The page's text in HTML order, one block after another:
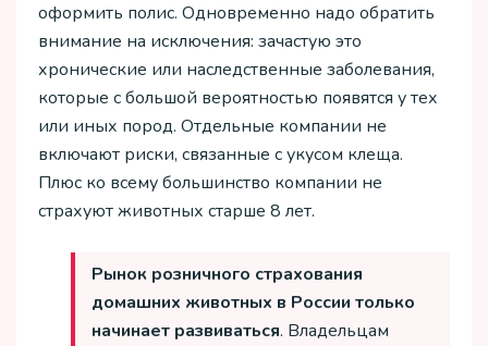
оформить полис. Одновременно надо обратить
внимание на исключения: зачастую это
хронические или наследственные заболевания,
которые с большой вероятностью появятся у тех
или иных пород. Отдельные компании не
включают риски, связанные с укусом клеща.
Плюс ко всему большинство компании не
страхуют животных старше 8 лет.
Рынок розничного страхования
домашних животных в России только
начинает развиваться. Владельцам